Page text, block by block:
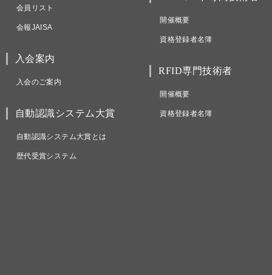
会員リスト
会報JAISA
入会案内
入会のご案内
自動認識システム大賞
自動認識システム大賞とは
歴代受賞システム
開催概要
資格登録者名簿
RFID専門技術者
開催概要
資格登録者名簿